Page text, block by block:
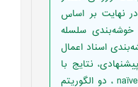
نهایت بر اساس
خوشه‌بندی سلسله
اسناد اعمال
نتایج با
نتایج حاصل از روش‌های naïve Bayes ، دو الگوریتم